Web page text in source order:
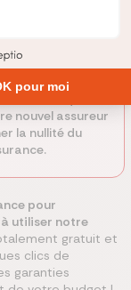
communiquer
nouvel assureur
la nullité du
pour
à utiliser notre
gratuit et
clics de
garanties